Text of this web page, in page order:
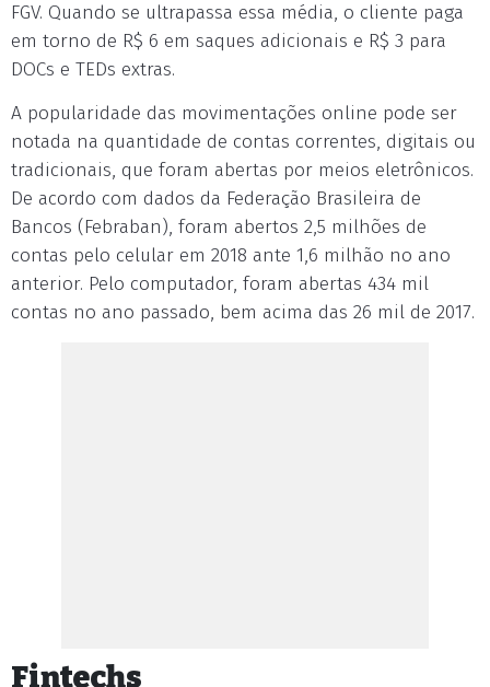
FGV. Quando se ultrapassa essa média, o cliente paga
em torno de R$ 6 em saques adicionais e R$ 3 para
DOCs e TEDs extras.
A popularidade das movimentações online pode ser
notada na quantidade de contas correntes, digitais ou
tradicionais, que foram abertas por meios eletrônicos.
De acordo com dados da Federação Brasileira de
Bancos (Febraban), foram abertos 2,5 milhões de
contas pelo celular em 2018 ante 1,6 milhão no ano
anterior. Pelo computador, foram abertas 434 mil
contas no ano passado, bem acima das 26 mil de 2017.
Fintechs